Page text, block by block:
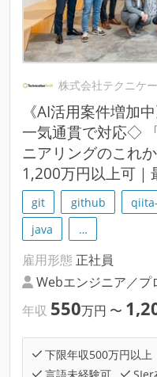
株式会社テクニケ
《AI活用案件増加
一気通貫で対応◇
ニアリングのこれ
1,200万円以上可
git github
java
…
雇用形態 正社員
Webエンジニア／プ
年収 550万円 〜
下限年収500万円以上